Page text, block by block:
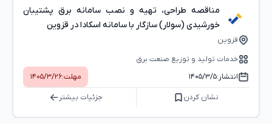
مناقصه طراحی، تهیه و نصب سامانه برق پشتیبان
خورشیدی (سولار) سازگار با سامانه اسکادا در قزوین
قزوین
خدمات تولید و توزیع صنعت برق
انتشار:۱۴۰۵/۳/۵ مهلت:۱۴۰۵/۳/۲۶
نشان کردن جزئیات بیشتر